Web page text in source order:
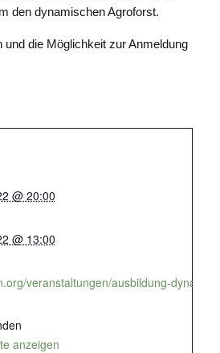
den dynamischen Agroforst.
und die Möglichkeit zur Anmeldung
@ 20:00
@ 13:00
veranstaltungen/ausbildung-
anzeigen